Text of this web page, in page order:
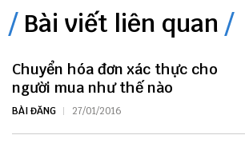
Bài viết liên quan
Chuyển hóa đơn xác thực cho
người mua như thế nào
BÀI ĐĂNG 27/01/2016